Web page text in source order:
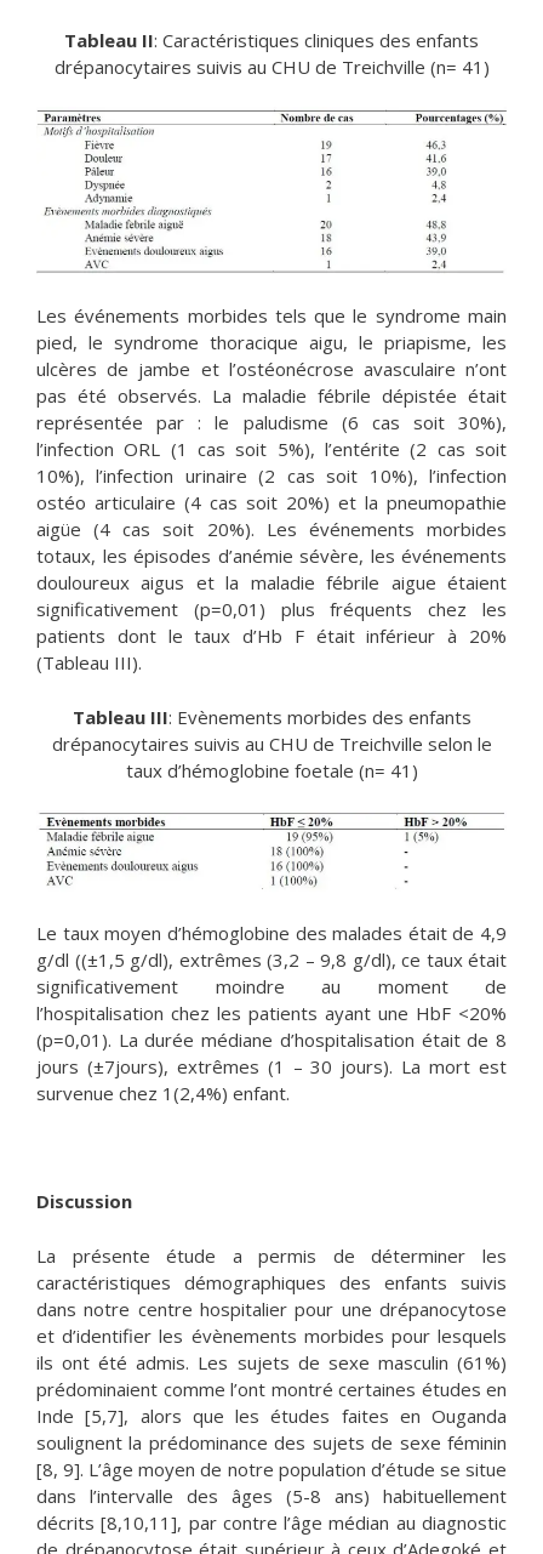
Tableau II: Caractéristiques cliniques des enfants
drépanocytaires suivis au CHU de Treichville (n= 41)
Les événements morbides tels que le syndrome main
pied, le syndrome thoracique aigu, le priapisme, les
ulcères de jambe et l’ostéonécrose avasculaire n’ont
pas été observés. La maladie fébrile dépistée était
représentée par : le paludisme (6 cas soit 30%),
l’infection ORL (1 cas soit 5%), l’entérite (2 cas soit
10%), l’infection urinaire (2 cas soit 10%), l’infection
ostéo articulaire (4 cas soit 20%) et la pneumopathie
aigüe (4 cas soit 20%). Les événements morbides
totaux, les épisodes d’anémie sévère, les événements
douloureux aigus et la maladie fébrile aigue étaient
significativement (p=0,01) plus fréquents chez les
patients dont le taux d’Hb F était inférieur à 20%
(Tableau III).
Tableau III: Evènements morbides des enfants
drépanocytaires suivis au CHU de Treichville selon le
taux d’hémoglobine foetale (n= 41)
Le taux moyen d’hémoglobine des malades était de 4,9
g/dl ((±1,5 g/dl), extrêmes (3,2 – 9,8 g/dl), ce taux était
significativement moindre au moment de
l’hospitalisation chez les patients ayant une HbF <20%
(p=0,01). La durée médiane d’hospitalisation était de 8
jours (±7jours), extrêmes (1 – 30 jours). La mort est
survenue chez 1(2,4%) enfant.
Discussion
La présente étude a permis de déterminer les
caractéristiques démographiques des enfants suivis
dans notre centre hospitalier pour une drépanocytose
et d’identifier les évènements morbides pour lesquels
ils ont été admis. Les sujets de sexe masculin (61%)
prédominaient comme l’ont montré certaines études en
Inde [5,7], alors que les études faites en Ouganda
soulignent la prédominance des sujets de sexe féminin
[8, 9]. L’âge moyen de notre population d’étude se situe
dans l’intervalle des âges (5-8 ans) habituellement
décrits [8,10,11], par contre l’âge médian au diagnostic
de drépanocytose était supérieur à ceux d’Adegoké et